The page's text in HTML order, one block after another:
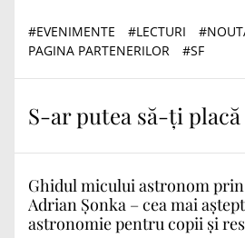
#EVENIMENTE #LECTURI #
PAGINA PARTENERILOR
#SF
S-ar putea să-ți placă
Ghidul micului astronom
Adrian Șonka – cea mai
astronomie pentru copii și